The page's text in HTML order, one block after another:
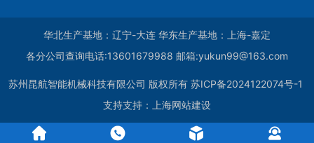
华北生产基地：辽宁-大连 华东生产基地：上海-嘉定
各分公司查询电话:13601679988 邮箱:yukun99@163.com
苏州昆航智能机械科技有限公司 版权所有 苏ICP备2024122074号-1
支持支持： 上海网站建设